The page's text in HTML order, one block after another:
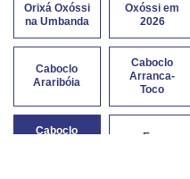
Orixá Oxóssi
na Umbanda
Oxóssi em
2026
Caboclo
Araribóia
Caboclo
Arranca-
Toco
Caboclo
Exu